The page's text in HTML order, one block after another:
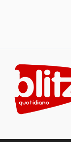
content